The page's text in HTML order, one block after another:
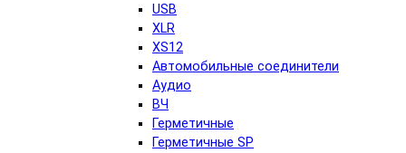
USB
XLR
XS12
Автомобильные соединители
Аудио
ВЧ
Герметичные
Герметичные SP